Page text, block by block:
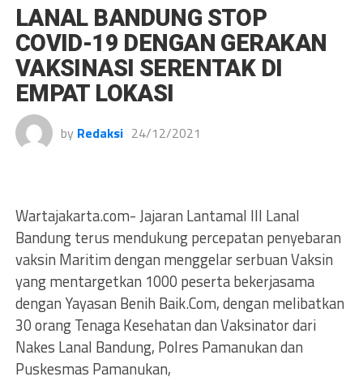
LANAL BANDUNG STOP
COVID-19 DENGAN GERAKAN
VAKSINASI SERENTAK DI
EMPAT LOKASI
by Redaksi 24/12/2021
Wartajakarta.com- Jajaran Lantamal III Lanal
Bandung terus mendukung percepatan penyebaran
vaksin Maritim dengan menggelar serbuan Vaksin
yang mentargetkan 1000 peserta bekerjasama
dengan Yayasan Benih Baik.Com, dengan melibatkan
30 orang Tenaga Kesehatan dan Vaksinator dari
Nakes Lanal Bandung, Polres Pamanukan dan
Puskesmas Pamanukan,